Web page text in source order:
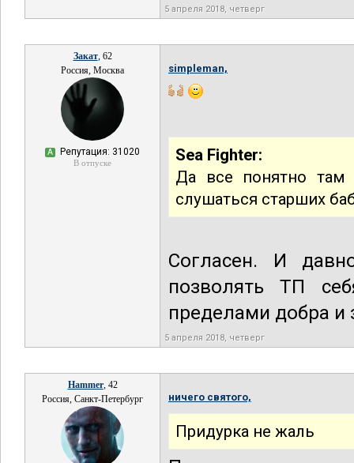
5 апреля 2018, четверг
Закат, 62
Россия, Москва
А Репутация: 31020
В отпуске
simpleman,
Sea Fighter:
Да все понятно там
слушаться старших
Согласен. И
позволять ТП
пределами добра и
5 апреля 2018, четверг
Hammer, 42
Россия, Санкт-Петербург
ничего святого,
Придурка не жаль